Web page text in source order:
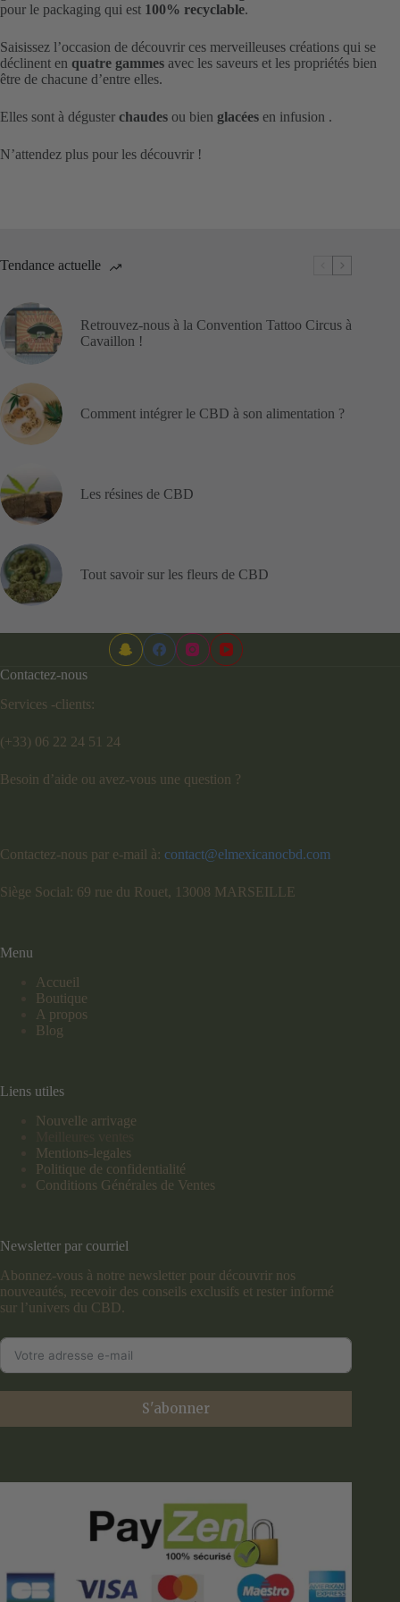
pour le packaging qui est 100% recyclable.
Saisissez l’occasion de découvrir ces merveilleuses créations qui se
déclinent en quatre gammes avec les saveurs et les propriétés bien
être de chacune d’entre elles.
Elles sont à déguster chaudes ou bien glacées en infusion .
N’attendez plus pour les découvrir !
Tendance actuelle
Retrouvez-nous à la Convention Tattoo Circus à
Cavaillon !
Comment intégrer le CBD à son alimentation ?
Les résines de CBD
Tout savoir sur les fleurs de CBD
Contactez-nous
Services -clients:
(+33) 06 22 24 51 24
Besoin d’aide ou avez-vous une question ?
Contactez-nous par e-mail à: contact@elmexicanocbd.com
Siège Social: 69 rue du Rouet, 13008 MARSEILLE
Menu
Accueil
Boutique
A propos
Blog
Liens utiles
Nouvelle arrivage
Mentions-legales
Politique de confidentialité
Conditions Générales de Ventes
Newsletter par courriel
Abonnez-vous à notre newsletter pour découvrir nos
nouveautés, recevoir des conseils exclusifs et rester informé
sur l’univers du CBD.
S'abonner